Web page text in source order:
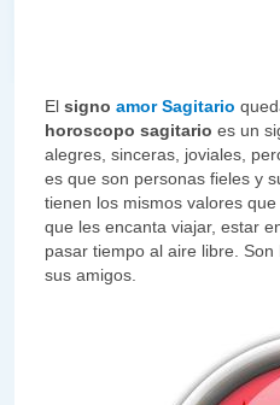
El signo amor Sagitario
horoscopo sagitario es un
alegres, sinceras, joviales,
es que son personas fieles y
tienen los mismos valores
que les encanta viajar, estar
pasar tiempo al aire libre.
sus amigos.